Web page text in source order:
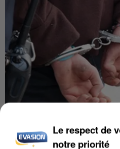
UN SECOND CADRE DE
INTERPELLÉ EN ALGÉRIE
Le respect de
notre priorité